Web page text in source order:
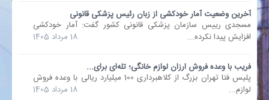
آخرین وضعیت آمار خودکشی از زبان رئیس پزشکی قانونی
مسجدی رییس سازمان پزشکی قانونی کشور گفت: آمار خودکشی
افزایش پیدا نکرده...
18 مرداد 1405
فریب با وعده فروش ارزان لوازم خانگی؛ تله‌ای برای...
پلیس فتا تهران بزرگ از کلاهبرداری 100 میلیارد ریالی با وعده فروش
لوازم...
18 مرداد 1405